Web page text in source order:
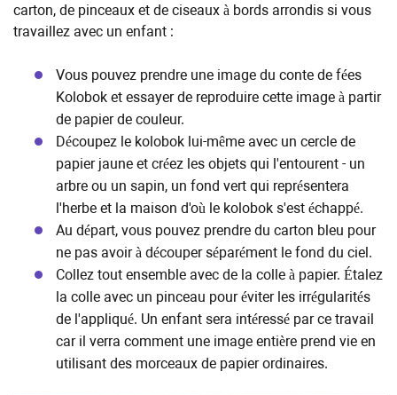
carton, de pinceaux et de ciseaux à bords arrondis si vous
travaillez avec un enfant :
Vous pouvez prendre une image du conte de fées
Kolobok et essayer de reproduire cette image à partir
de papier de couleur.
Découpez le kolobok lui-même avec un cercle de
papier jaune et créez les objets qui l'entourent - un
arbre ou un sapin, un fond vert qui représentera
l'herbe et la maison d'où le kolobok s'est échappé.
Au départ, vous pouvez prendre du carton bleu pour
ne pas avoir à découper séparément le fond du ciel.
Collez tout ensemble avec de la colle à papier. Étalez
la colle avec un pinceau pour éviter les irrégularités
de l'appliqué. Un enfant sera intéressé par ce travail
car il verra comment une image entière prend vie en
utilisant des morceaux de papier ordinaires.